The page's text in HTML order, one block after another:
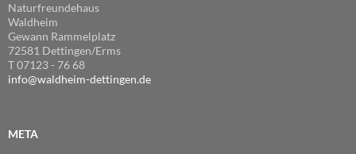
Naturfreundehaus
Waldheim
Gewann Rammelplatz
72581 Dettingen/Erms
T 07123 - 76 68
info@waldheim-dettingen.de
META